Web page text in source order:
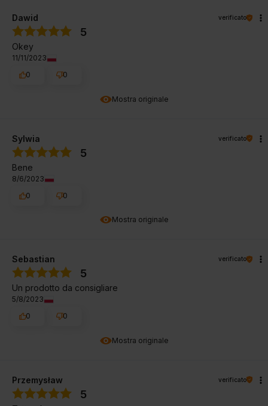
Mostra originale
Dawid verificato
5
Okey
11/11/2023
0
0
Mostra originale
Sylwia verificato
5
Bene
8/6/2023
0
0
Mostra originale
Sebastian verificato
5
Un prodotto da consigliare
5/8/2023
0
0
Przemysław verificato
5